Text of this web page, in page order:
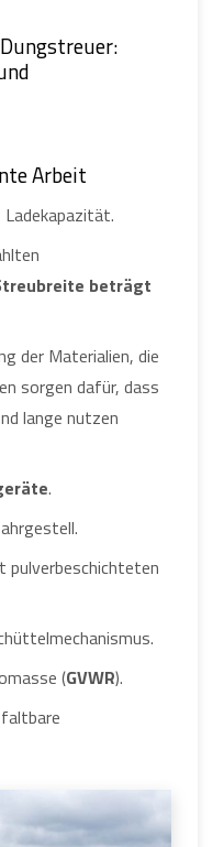
Dungstreuer:
Arbeit
Ladekapazität.
beträgt
der Materialien, die
sorgen dafür, dass
lange nutzen
.
(GVWR).